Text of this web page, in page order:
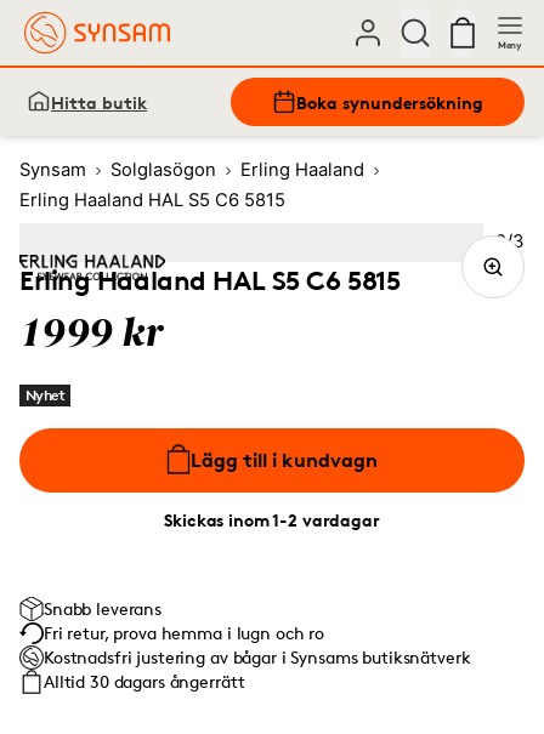
Meny
Hitta butik Boka synundersökning
Synsam Solglasögon
Erling Haaland
Erling Haaland HAL S5 C6 5815
Erling Haaland HAL S5 C6 5815
1999 kr
Nyhet
Lägg till i kundvagn
Skickas inom 1-2 vardagar
Snabb leverans
Fri retur, prova hemma i lugn och ro
Kostnadsfri justering av bågar i Synsams butiksnätverk
Alltid 30 dagars ångerrätt
Bild
2/3
Image1 3